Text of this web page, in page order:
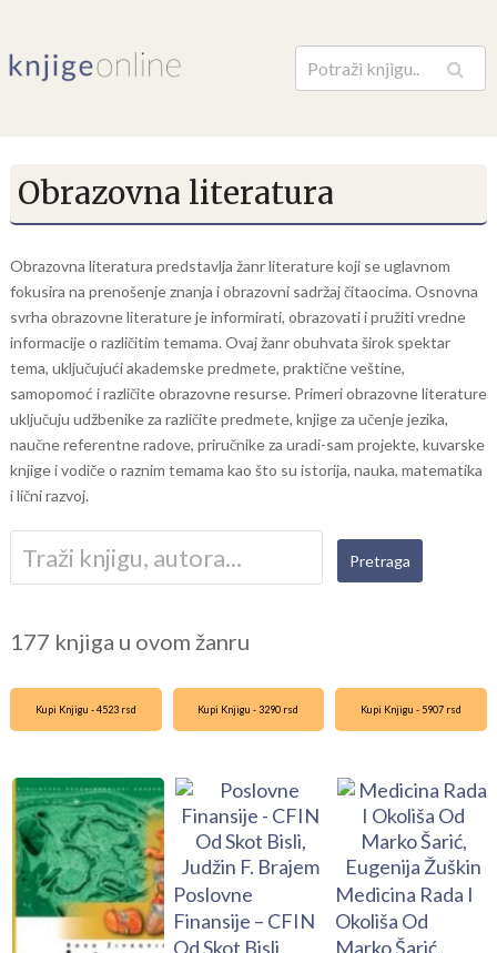
Pretraga
Obrazovna literatura
Obrazovna literatura predstavlja žanr literature koji se uglavnom
fokusira na prenošenje znanja i obrazovni sadržaj čitaocima. Osnovna
svrha obrazovne literature je informirati, obrazovati i pružiti vredne
informacije o različitim temama. Ovaj žanr obuhvata širok spektar
tema, uključujući akademske predmete, praktične veštine,
samopomoć i različite obrazovne resurse. Primeri obrazovne literature
uključuju udžbenike za različite predmete, knjige za učenje jezika,
naučne referentne radove, priručnike za uradi-sam projekte, kuvarske
knjige i vodiče o raznim temama kao što su istorija, nauka, matematika
i lični razvoj.
177 knjiga u ovom žanru
Kupi Knjigu - 4523 rsd Kupi Knjigu - 3290 rsd
Poslovne
Finansije – CFIN
Od Skot Bisli,
Kupi Knjigu - 5907 rsd
Medicina Rada I
Okoliša Od
Marko Šarić,